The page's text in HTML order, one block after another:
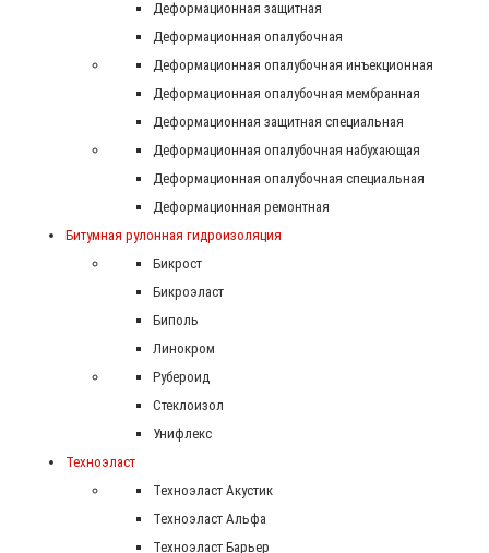
Деформационная защитная
Деформационная опалубочная
Деформационная опалубочная инъекционная
Деформационная опалубочная мембранная
Деформационная защитная специальная
Деформационная опалубочная набухающая
Деформационная опалубочная специальная
Деформационная ремонтная
Битумная рулонная гидроизоляция
Бикрост
Бикроэласт
Биполь
Линокром
Рубероид
Стеклоизол
Унифлекс
Техноэласт
Техноэласт Акустик
Техноэласт Альфа
Техноэласт Барьер